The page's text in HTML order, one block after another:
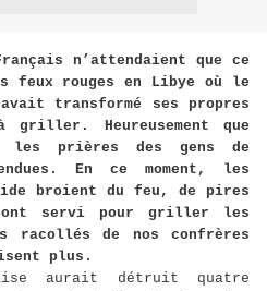
n’attendaient que ce
feux rouges en Libye où le
avait transformé ses propres
griller. Heureusement que
les prières des gens de
En ce moment, les
broient du feu, de pires
servi pour griller les
racollés de nos confrères
plus.
aurait détruit quatre